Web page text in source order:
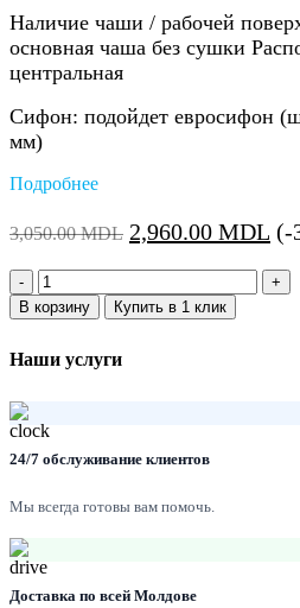
Наличие чаши / рабочей
основная чаша без сушки
центральная
Сифон: подойдет евросифон
мм)
Подробнее
3,050.00MDL Первоначальная
3,050.00 MDL.
2,960.00 MDL (-
Количество:
В корзину Купить в 1 клик
Наши услуги
24/7 обслуживание клиентов
Мы всегда готовы вам помочь.
Доставка по всей Молдове